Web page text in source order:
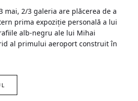
mai, 2/3 galeria are plăcerea de a
prima expoziție personală a lui
alb-negru ale lui Mihai
al primului aeroport construit în